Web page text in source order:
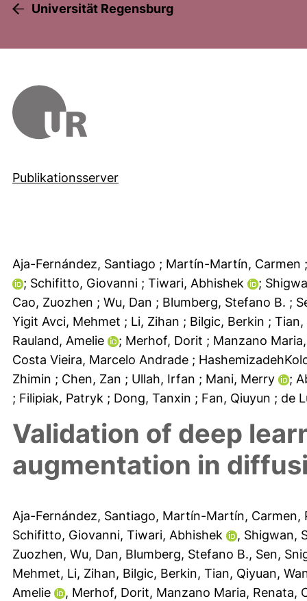
Universität Regensburg
Publikationsserver
Aja-Fernández, Santiago ; Martín-Martín, Carmen
; Schifitto, Giovanni ; Tiwari, Abhishek
;
Cao, Zuozhen ; Wu, Dan ; Blumberg, Stefano B. ;
Yigit Avci, Mehmet ; Li, Zihan ; Bilgic, Berkin ;
Rauland, Amelie
; Merhof, Dorit ; Manzano
Costa Vieira, Marcelo Andrade ;
Zhimin ; Chen, Zan ; Ullah, Irfan ; Mani, Merry
;
; Filipiak, Patryk ; Dong, Tanxin ; Fan, Qiuyun ; de
Validation of deep
augmentation in
Aja-Fernández, Santiago, Martín-Martín, Carmen,
Schifitto, Giovanni, Tiwari, Abhishek , Shigwan,
Zuozhen, Wu, Dan, Blumberg, Stefano B., Sen,
Mehmet, Li, Zihan, Bilgic, Berkin, Tian, Qiyuan,
Amelie
, Merhof, Dorit, Manzano Maria, Renata,